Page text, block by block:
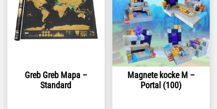
30.00 KM.
39.00 KM.
Greb Greb Mapa –
Standard
Magnete kocke M –
Portal (100)